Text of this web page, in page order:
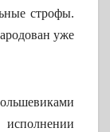
строфы.
уже